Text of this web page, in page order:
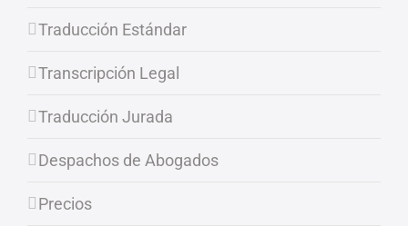
Traducción Estándar
Transcripción Legal
Traducción Jurada
Despachos de Abogados
Precios